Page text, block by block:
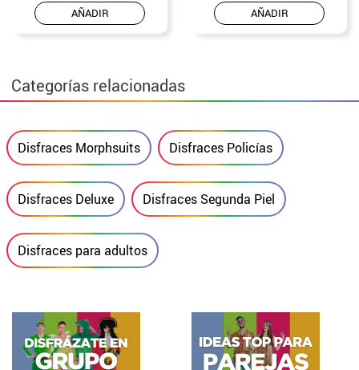
AÑADIR AÑADIR
Categorías relacionadas
Disfraces Morphsuits Disfraces Policías
Disfraces Deluxe Disfraces Segunda Piel
Disfraces para adultos